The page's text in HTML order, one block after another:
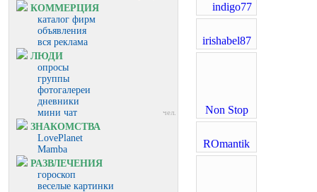
КОММЕРЦИЯ
каталог фирм
объявления
вся реклама
ЛЮДИ
опросы
группы
фотогалереи
дневники
мини чат
чел.
ЗНАКОМСТВА
LovePlanet
Mamba
РАЗВЛЕЧЕНИЯ
гороскоп
веселые картинки
indigo77
irishabel87
Non Stop
ROmantik